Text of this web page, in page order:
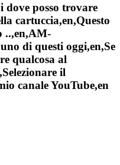
dove posso trovare
cartuccia,en,Questo
..,en,AM-
di questi oggi,en,Se
qualcosa al
il
canale YouTube,en